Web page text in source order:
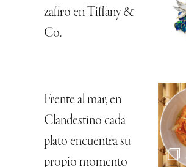
zafiro en Tiffany &
Co.
Frente al mar, en
Clandestino cada
plato encuentra su
propio momento